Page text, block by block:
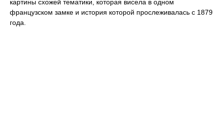
картины схожей тематики, которая висела в одном
французском замке и история которой прослеживалась с 1879
года.